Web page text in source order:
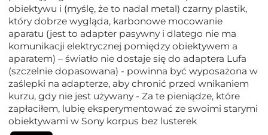
obiektywu i (myślę, że to nadal metal) czarny plastik,
który dobrze wygląda, karbonowe mocowanie
aparatu (jest to adapter pasywny i dlatego nie ma
komunikacji elektrycznej pomiędzy obiektywem a
aparatem) – światło nie dostaje się do adaptera Lufa
(szczelnie dopasowana) - powinna być wyposażona w
zaślepki na adapterze, aby chronić przed wnikaniem
kurzu, gdy nie jest używany - Za te pieniądze, które
zapłaciłem, lubię eksperymentować ze swoimi starymi
obiektywami w Sony korpus bez lusterek